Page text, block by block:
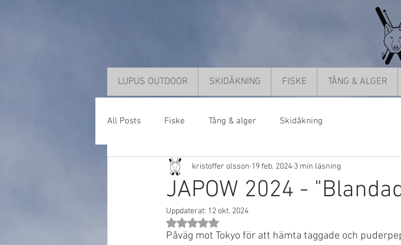
LUPUS OUTDOOR SKIDÅKNING FISKE TÅNG & ALGER
All Posts Fiske Tång & alger Skidåkning
JAPOW 2024 -
kristoffer olsson 19 feb. 2024 3 min läsning
Uppdaterat: 12 okt. 2024
Betygsatt till NaN av 5 stjärnor.
Påväg mot Tokyo för att hämta taggade och